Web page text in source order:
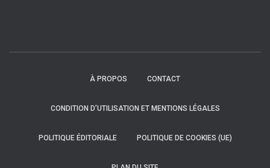
À PROPOS CONTACT
CONDITION D’UTILISATION ET MENTIONS LÉGALES
POLITIQUE ÉDITORIALE POLITIQUE DE COOKIES (UE)